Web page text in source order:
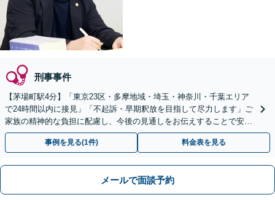
刑事事件
【茅場町駅4分】「東京23区・多摩地域・埼玉・神奈川・千葉エリア
で24時間以内に接見」「不起訴・早期釈放を目指して尽力します」ご
家族の精神的な負担に配慮し、今後の見通しをお伝えすることで安心
していただけるよう努めております
事例を見る(1件) 料金表を見る
メールで面談予約